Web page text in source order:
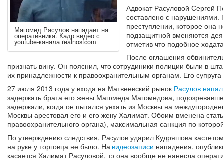
Магомед Расулов нападает на
оперативника. Кадр видео с
youtube-канала realnostcom
Адвокат Расуловой Сергей
составлено с нарушениями.
преступлении, которое она
подзащитной вменяются
отметив что подобное
После оглашения
признать вину. Он пояснил, что сотрудиники полиции были в
их принадлежности к правоохранительным органам. Его
27 июля 2013 года у входа на Матвеевский рынок Расулов
задержать брата его жены Магомеда Магомедова,
задержали, когда он пытался уехать из Москвы на
Москвы арестовал его и его жену Халимат. Обоим вменена
правоохранительного органа), максимальная санкция по
По утверждению следствия, Расулов ударил Кудряшова
на руке у торговца не было. На видеозаписи нападения,
касается Халимат Расуловой, то она вообще не нанесла